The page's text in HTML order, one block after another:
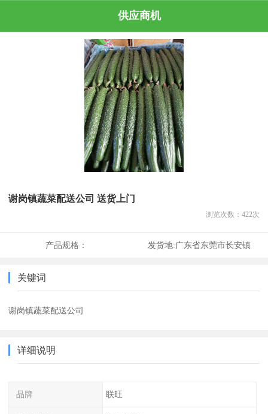
供应商机
谢岗镇蔬菜配送公司 送货上门
浏览次数： 422次
产品规格： 发货地:广东省东莞市长安镇
关键词
谢岗镇蔬菜配送公司
详细说明
品牌 联旺